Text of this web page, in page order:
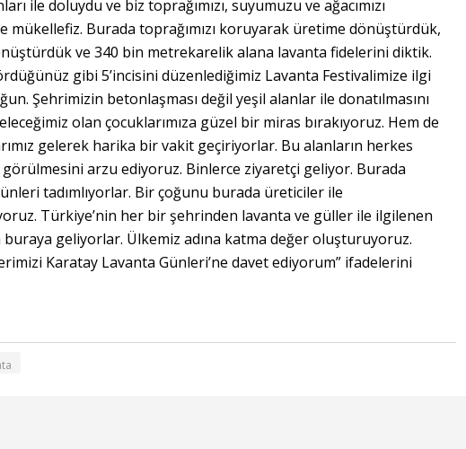
ile doluydu ve biz toprağımızı, suyumuzu ve ağacımızı
mükellefiz. Burada toprağımızı koruyarak üretime dönüştürdük,
ve 340 bin metrekarelik alana lavanta fidelerini diktik.
gibi 5’incisini düzenlediğimiz Lavanta Festivalimize ilgi
Şehrimizin betonlaşması değil yeşil alanlar ile donatılmasını
olan çocuklarımıza güzel bir miras bırakıyoruz. Hem de
gelerek harika bir vakit geçiriyorlar. Bu alanların herkes
arzu ediyoruz. Binlerce ziyaretçi geliyor. Burada
tadımlıyorlar. Bir çoğunu burada üreticiler ile
Türkiye’nin her bir şehrinden lavanta ve güller ile ilgilenen
geliyorlar. Ülkemiz adına katma değer oluşturuyoruz.
Karatay Lavanta Günleri’ne davet ediyorum” ifadelerini